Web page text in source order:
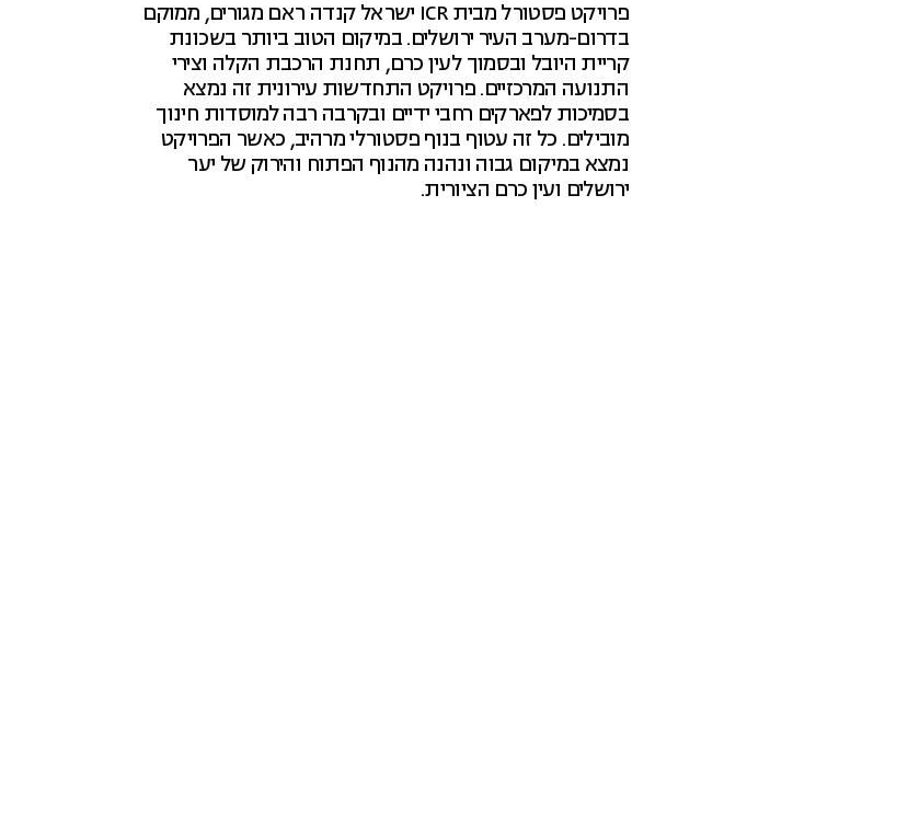
פרויקט פסטורל מבית ICR ישראל קנדה ראם מגורים, ממוקם
בדרום-מערב העיר ירושלים. במיקום הטוב ביותר בשכונת
קריית היובל ובסמוך לעין כרם, תחנת הרכבת הקלה וצירי
התנועה המרכזיים. פרויקט התחדשות עירונית זה נמצא
בסמיכות לפארקים רחבי ידיים ובקרבה רבה למוסדות חינוך
מובילים. כל זה עטוף בנוף פסטורלי מרהיב, כאשר הפרויקט
נמצא במיקום גבוה ונהנה מהנוף הפתוח והירוק של יער
ירושלים ועין כרם הציורית.